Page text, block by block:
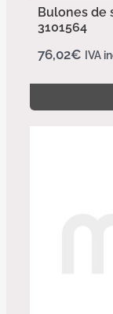
Bulones de
3101564
76,02€ IVA